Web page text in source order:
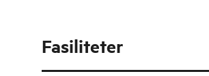
Fasiliteter